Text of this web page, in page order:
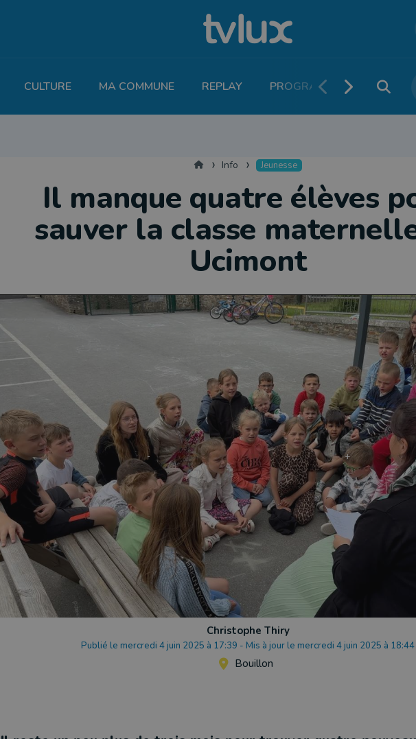
CULTURE MA COMMUNE REPLAY PROGRAMME TV
AccueilInfo Jeunesse
Il manque quatre élèves
sauver la classe
Ucimont
Christophe Thiry
Publié le mercredi 4 juin 2025 à 17:39 - Mis à jour le mercredi 4 juin 2025 à 18:44
Bouillon